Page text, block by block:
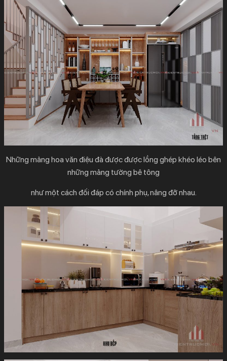
Những mảng hoa văn điệu đà được được lồng ghép khéo léo bên
những mảng tường bê tông
như một cách đối đáp có chính phụ, nâng đỡ nhau.